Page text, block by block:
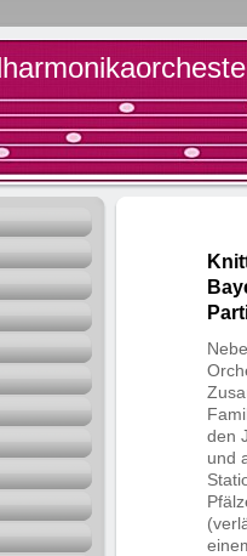
den
und